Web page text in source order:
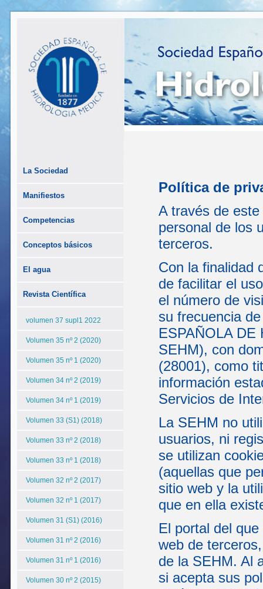
La Sociedad
Manifiestos
Competencias
Conceptos básicos
El agua
Revista Científica
volumen 37 supl1 2022
Volumen 35 nº 2 (2020)
Volumen 35 nº 1 (2020)
Volumen 34 nº 2 (2019)
Volumen 34 nº 1 (2019)
Volumen 33 (S1) (2018)
Volumen 33 nº 2 (2018)
Volumen 33 nº 1 (2018)
Volumen 32 nº 2 (2017)
Volumen 32 nº 1 (2017)
Volumen 31 (S1) (2016)
Volumen 31 nº 2 (2016)
Volumen 31 nº 1 (2016)
Volumen 30 nº 2 (2015)
Política de
A través de
personal de los
terceros.
Con la finalidad
de facilitar el
el número de
su frecuencia
ESPAÑOLA DE
SEHM), con
(28001), como
información
Servicios de
La SEHM no
usuarios, ni
se utilizan
(aquellas que
sitio web y la
que en ella
El portal del
web de
de la SEHM. Al
si acepta sus